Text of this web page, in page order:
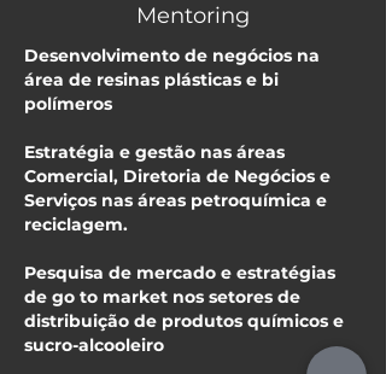
Mentoring
Desenvolvimento de negócios na
área de resinas plásticas e bi
polímeros
Estratégia e gestão nas áreas
Comercial, Diretoria de Negócios e
Serviços nas áreas petroquímica e
reciclagem.
Pesquisa de mercado e estratégias
de go to market nos setores de
distribuição de produtos químicos e
sucro-alcooleiro